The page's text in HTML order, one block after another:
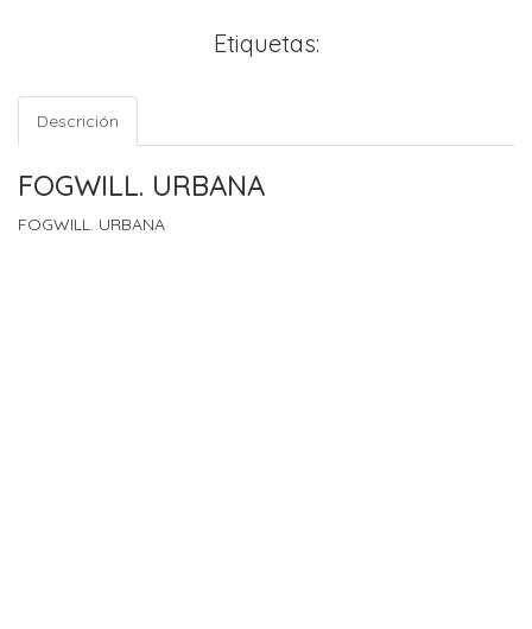
Etiquetas:
Descrición
FOGWILL. URBANA
FOGWILL. URBANA